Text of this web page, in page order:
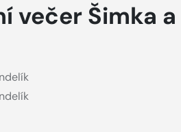
večer Šimka a